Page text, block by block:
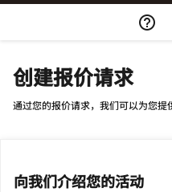
Skip To Content
创建报价请求
通过您的报价请求，我们可以为您提
向我们介绍您的活动